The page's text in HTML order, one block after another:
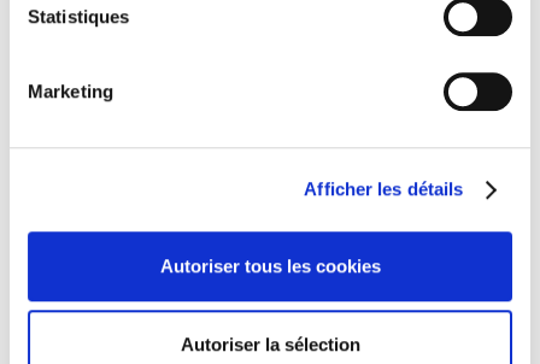
Statistiques
Marketing
Afficher les détails
Autoriser tous les cookies
Autoriser la sélection